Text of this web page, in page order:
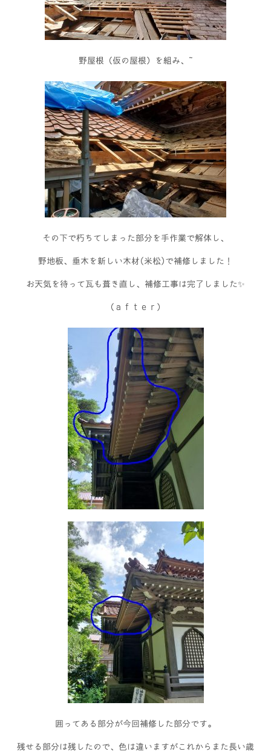
野屋根（仮の屋根）を組み、
その下で朽ちてしまった部分を手作業で解体し、
野地板、垂木を新しい木材(米松)で補修しました！
お天気を待って瓦も葺き直し、補修工事は完了しました✨
（ａｆｔｅｒ）
囲ってある部分が今回補修した部分です。
残せる部分は残したので、色は違いますがこれからまた長い歳